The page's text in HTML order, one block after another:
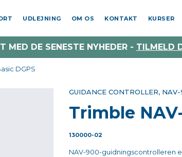
UDLEJNING OM OS KONTAKT KURSER
MED DE SENESTE NYHEDER - TILMELD
DGPS
GUIDANCE CONTROLLER,
Trimble
130000-02
NAV-900-guidningscontrolleren